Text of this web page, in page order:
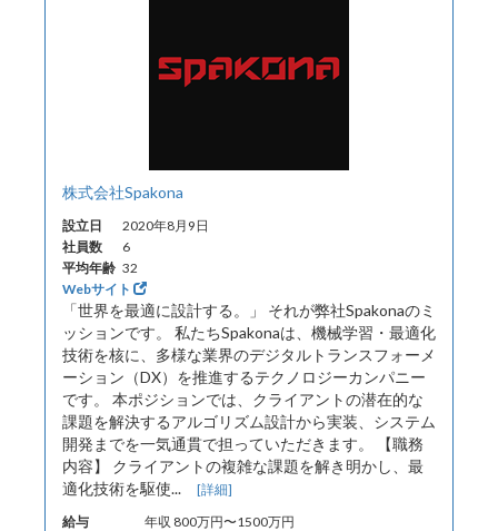
株式会社Spakona
設立日
2020年8月9日
社員数
6
平均年齢 32
Webサイト
「世界を最適に設計する。」 それが弊社Spakonaのミ
ッションです。 私たちSpakonaは、機械学習・最適化
技術を核に、多様な業界のデジタルトランスフォーメ
ーション（DX）を推進するテクノロジーカンパニー
です。 本ポジションでは、クライアントの潜在的な
課題を解決するアルゴリズム設計から実装、システム
開発までを一気通貫で担っていただきます。 【職務
内容】 クライアントの複雑な課題を解き明かし、最
適化技術を駆使... [詳細]
給与
年収 800万円〜1500万円